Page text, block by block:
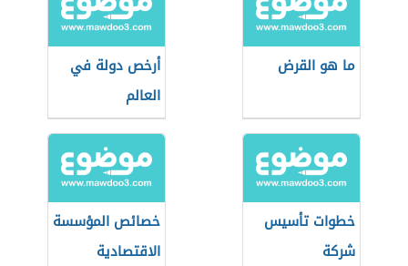
ما هو القرض
أرخص دولة في
العالم
خطوات تأسيس
شركة
خصائص المؤسسة
الاقتصادية